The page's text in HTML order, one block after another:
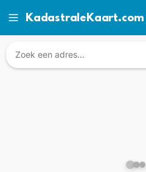
KadastraleKaart.com